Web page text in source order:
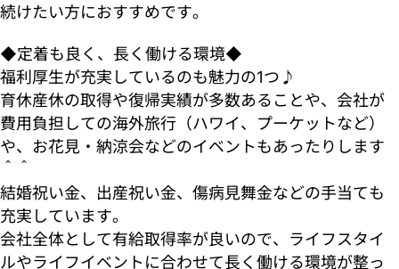
続けたい方におすすめです。
◆定着も良く、長く働ける環境◆
福利厚生が充実しているのも魅力の1つ♪
育休産休の取得や復帰実績が多数あることや、会社が
費用負担しての海外旅行（ハワイ、プーケットなど）
や、お花見・納涼会などのイベントもあったりします
結婚祝い金、出産祝い金、傷病見舞金などの手当ても
充実しています。
会社全体として有給取得率が良いので、ライフスタイ
ルやライフイベントに合わせて長く働ける環境が整っ